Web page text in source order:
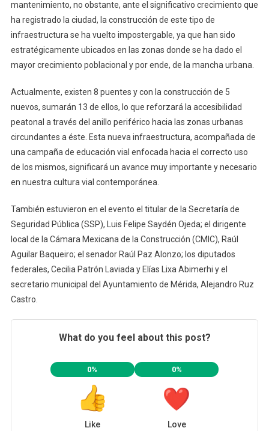
mantenimiento, no obstante, ante el significativo crecimiento que
ha registrado la ciudad, la construcción de este tipo de
infraestructura se ha vuelto impostergable, ya que han sido
estratégicamente ubicados en las zonas donde se ha dado el
mayor crecimiento poblacional y por ende, de la mancha urbana.
Actualmente, existen 8 puentes y con la construcción de 5
nuevos, sumarán 13 de ellos, lo que reforzará la accesibilidad
peatonal a través del anillo periférico hacia las zonas urbanas
circundantes a éste. Esta nueva infraestructura, acompañada de
una campaña de educación vial enfocada hacia el correcto uso
de los mismos, significará un avance muy importante y necesario
en nuestra cultura vial contemporánea.
También estuvieron en el evento el titular de la Secretaría de
Seguridad Pública (SSP), Luis Felipe Saydén Ojeda; el dirigente
local de la Cámara Mexicana de la Construcción (CMIC), Raúl
Aguilar Baqueiro; el senador Raúl Paz Alonzo; los diputados
federales, Cecilia Patrón Laviada y Elías Lixa Abimerhi y el
secretario municipal del Ayuntamiento de Mérida, Alejandro Ruz
Castro.
What do you feel about this post?
0%
Like
0%
Love